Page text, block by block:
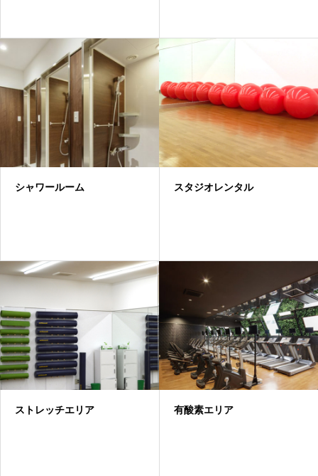
シャワールーム スタジオレンタル
ストレッチエリア 有酸素エリア